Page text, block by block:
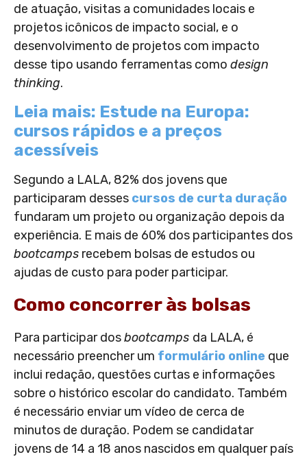
de atuação, visitas a comunidades locais e
projetos icônicos de impacto social, e o
desenvolvimento de projetos com impacto
desse tipo usando ferramentas como design
thinking.
Leia mais: Estude na Europa:
cursos rápidos e a preços
acessíveis
Segundo a LALA, 82% dos jovens que
participaram desses cursos de curta duração
fundaram um projeto ou organização depois da
experiência. E mais de 60% dos participantes dos
bootcamps recebem bolsas de estudos ou
ajudas de custo para poder participar.
Como concorrer às bolsas
Para participar dosbootcamps da LALA, é
necessário preencher um formulário online que
inclui redação, questões curtas e informações
sobre o histórico escolar do candidato. Também
é necessário enviar um vídeo de cerca de
minutos de duração. Podem se candidatar
jovens de 14 a 18 anos nascidos em qualquer país